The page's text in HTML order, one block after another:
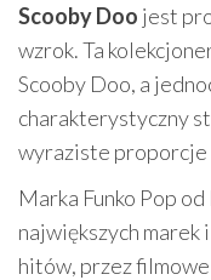
Scooby Doo jest
wzrok. Ta
Scooby Doo, a
charakterystyczny
wyraziste proporcje
Marka Funko Pop
największych
hitów, przez filmowe